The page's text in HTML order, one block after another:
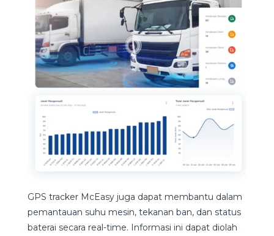
GPS tracker McEasy juga dapat membantu dalam
pemantauan suhu mesin, tekanan ban, dan status
baterai secara real-time. Informasi ini dapat diolah